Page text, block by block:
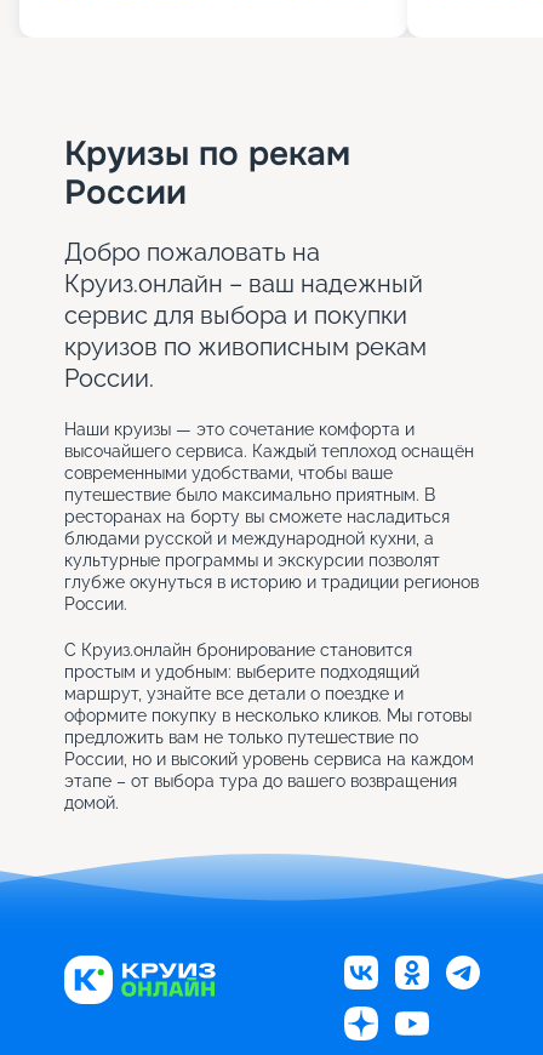
Круизы по рекам
России
Добро пожаловать на
Круиз.онлайн – ваш надежный
сервис для выбора и покупки
круизов по живописным рекам
России.
Наши круизы — это сочетание комфорта и
высочайшего сервиса. Каждый теплоход оснащён
современными удобствами, чтобы ваше
путешествие было максимально приятным. В
ресторанах на борту вы сможете насладиться
блюдами русской и международной кухни, а
культурные программы и экскурсии позволят
глубже окунуться в историю и традиции регионов
России.
С Круиз.онлайн бронирование становится
простым и удобным: выберите подходящий
маршрут, узнайте все детали о поездке и
оформите покупку в несколько кликов. Мы готовы
предложить вам не только путешествие по
России, но и высокий уровень сервиса на каждом
этапе – от выбора тура до вашего возвращения
домой.